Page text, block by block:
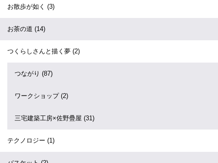
お散歩が如く (3)
お茶の道 (14)
つくらしさんと描く夢 (2)
つながり (87)
ワークショップ (2)
三宅建築工房×佐野疊屋 (31)
テクノロジー (1)